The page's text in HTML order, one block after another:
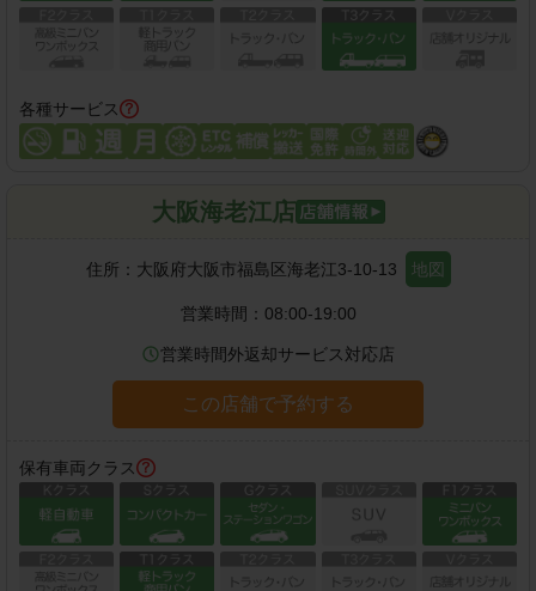
各種サービス
大阪海老江店
住所： 大阪府大阪市福島区海老江3-10-13 地図
営業時間： 08:00-19:00
営業時間外返却サービス対応店
この店舗で予約する
保有車両クラス